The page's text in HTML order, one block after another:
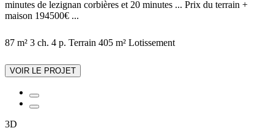
minutes de lezignan corbières et 20 minutes ... Prix du terrain +
maison 194500€ ...
87 m² 3 ch. 4 p. Terrain 405 m² Lotissement
VOIR LE PROJET
3D